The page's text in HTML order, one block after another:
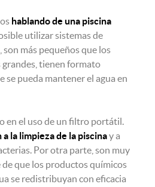
hablando de una piscina
utilizar sistemas de
más pequeños que los
grandes, tienen formato
se pueda mantener el agua en
en el uso de un filtro portátil.
a la limpieza de la piscinay a
Por otra parte, son muy
de que los productos químicos
se redistribuyan con eficacia